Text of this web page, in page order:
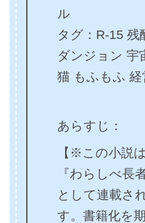
ル
タグ：R-15 残
ダンジョン 宇
猫 もふもふ 経
あらすじ：
【※この小説
『わらしべ長
として連載さ
す。書籍化を